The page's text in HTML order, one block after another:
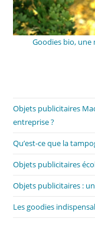
Goodies bio, une
Objets publicitaires
entreprise ?
Qu’est-ce que la
Objets publicitaires
Objets publicitaires :
Les goodies